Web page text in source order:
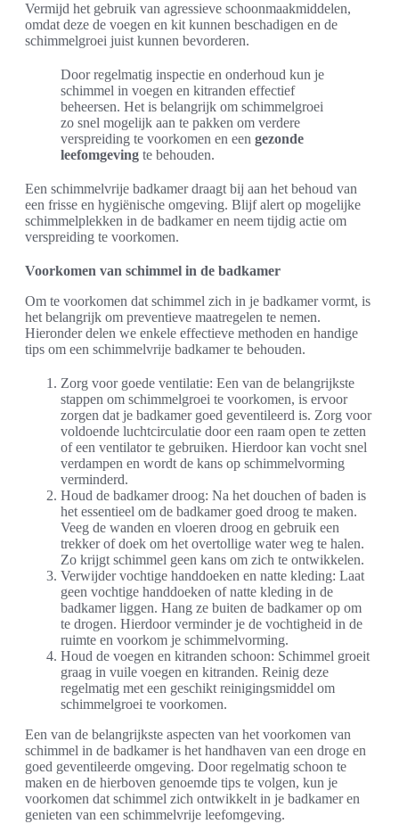
Vermijd het gebruik van agressieve schoonmaakmiddelen,
omdat deze de voegen en kit kunnen beschadigen en de
schimmelgroei juist kunnen bevorderen.
Door regelmatig inspectie en onderhoud kun je
schimmel in voegen en kitranden effectief
beheersen. Het is belangrijk om schimmelgroei
zo snel mogelijk aan te pakken om verdere
verspreiding te voorkomen en een gezonde
leefomgeving te behouden.
Een schimmelvrije badkamer draagt bij aan het behoud van
een frisse en hygiënische omgeving. Blijf alert op mogelijke
schimmelplekken in de badkamer en neem tijdig actie om
verspreiding te voorkomen.
Voorkomen van schimmel in de badkamer
Om te voorkomen dat schimmel zich in je badkamer vormt, is
het belangrijk om preventieve maatregelen te nemen.
Hieronder delen we enkele effectieve methoden en handige
tips om een schimmelvrije badkamer te behouden.
Zorg voor goede ventilatie: Een van de belangrijkste
stappen om schimmelgroei te voorkomen, is ervoor
zorgen dat je badkamer goed geventileerd is. Zorg voor
voldoende luchtcirculatie door een raam open te zetten
of een ventilator te gebruiken. Hierdoor kan vocht snel
verdampen en wordt de kans op schimmelvorming
verminderd.
Houd de badkamer droog: Na het douchen of baden is
het essentieel om de badkamer goed droog te maken.
Veeg de wanden en vloeren droog en gebruik een
trekker of doek om het overtollige water weg te halen.
Zo krijgt schimmel geen kans om zich te ontwikkelen.
Verwijder vochtige handdoeken en natte kleding: Laat
geen vochtige handdoeken of natte kleding in de
badkamer liggen. Hang ze buiten de badkamer op om
te drogen. Hierdoor verminder je de vochtigheid in de
ruimte en voorkom je schimmelvorming.
Houd de voegen en kitranden schoon: Schimmel groeit
graag in vuile voegen en kitranden. Reinig deze
regelmatig met een geschikt reinigingsmiddel om
schimmelgroei te voorkomen.
Een van de belangrijkste aspecten van het voorkomen van
schimmel in de badkamer is het handhaven van een droge en
goed geventileerde omgeving. Door regelmatig schoon te
maken en de hierboven genoemde tips te volgen, kun je
voorkomen dat schimmel zich ontwikkelt in je badkamer en
genieten van een schimmelvrije leefomgeving.